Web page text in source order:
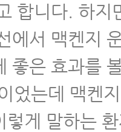
합니다. 하지
에서 맥켄지
좋은 효과를
었는데 맥켄
렇게 말하는